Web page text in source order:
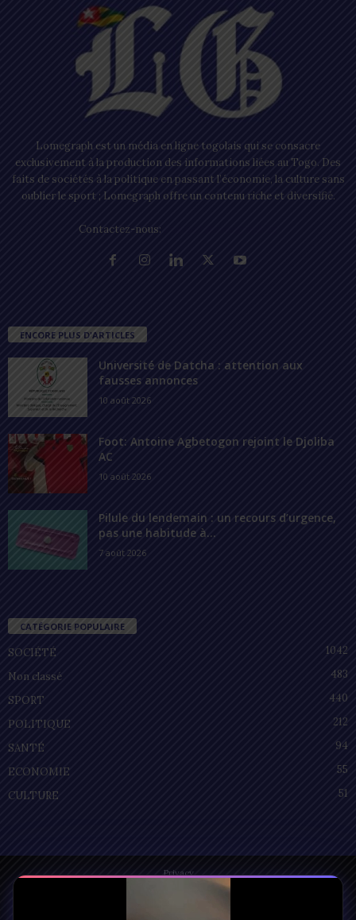
Lomegraph est un média en ligne togolais qui se consacre
exclusivement à la production des informations liées au Togo. Des
faits de sociétés à la politique en passant l’économie, la culture sans
oublier le sport ; Lomegraph offre un contenu riche et diversifié.
Contactez-nous:
ENCORE PLUS D'ARTICLES
Université de Datcha : attention aux
fausses annonces
10 août 2026
Foot: Antoine Agbetogon rejoint le Djoliba
AC
10 août 2026
Pilule du lendemain : un recours d’urgence,
pas une habitude à...
7 août 2026
CATÉGORIE POPULAIRE
SOCIÉTÉ
1042
Non classé
483
SPORT
440
POLITIQUE
212
SANTÉ
94
ECONOMIE
55
CULTURE
51
Privacy